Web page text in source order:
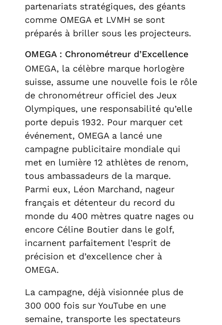
partenariats stratégiques, des géants
comme OMEGA et LVMH se sont
préparés à briller sous les projecteurs.
OMEGA : Chronométreur d’Excellence
OMEGA, la célèbre marque horlogère
suisse, assume une nouvelle fois le rôle
de chronométreur officiel des Jeux
Olympiques, une responsabilité qu’elle
porte depuis 1932. Pour marquer cet
événement, OMEGA a lancé une
campagne publicitaire mondiale qui
met en lumière 12 athlètes de renom,
tous ambassadeurs de la marque.
Parmi eux, Léon Marchand, nageur
français et détenteur du record du
monde du 400 mètres quatre nages ou
encore Céline Boutier dans le golf,
incarnent parfaitement l’esprit de
précision et d’excellence cher à
OMEGA.
La campagne, déjà visionnée plus de
300 000 fois sur YouTube en une
semaine, transporte les spectateurs